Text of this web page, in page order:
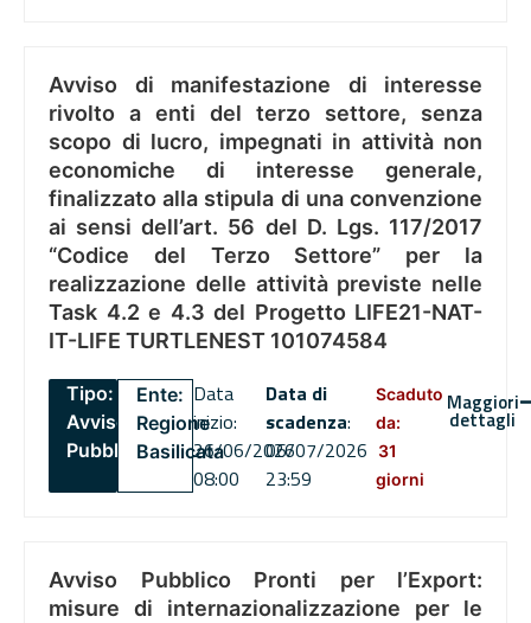
Avviso di manifestazione di interesse
rivolto a enti del terzo settore, senza
scopo di lucro, impegnati in attività non
economiche di interesse generale,
finalizzato alla stipula di una convenzione
ai sensi dell’art. 56 del D. Lgs. 117/2017
“Codice del Terzo Settore” per la
realizzazione delle attività previste nelle
Task 4.2 e 4.3 del Progetto LIFE21-NAT-
IT-LIFE TURTLENEST 101074584
Tipo:
Avviso
Pubblico
Ente:
Regione
Basilicata
Data
inizio:
26/06/2026
08:00
Data di
scadenza:
06/07/2026
23:59
Scaduto
da:
31
giorni
Maggiori
dettagli
Avviso Pubblico Pronti per l’Export:
misure di internazionalizzazione per le